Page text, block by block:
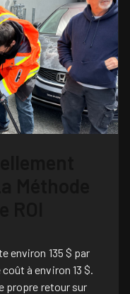
environ 135 $ par
à environ 13 $.
propre retour sur